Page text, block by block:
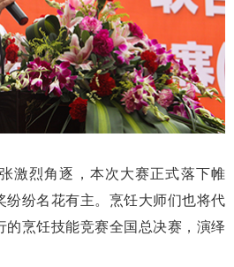
烈角逐，本次大赛正式落下帷
纷纷名花有主。烹饪大师们也将代
烹饪技能竞赛全国总决赛，演绎